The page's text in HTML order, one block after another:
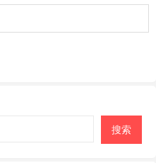
搜索